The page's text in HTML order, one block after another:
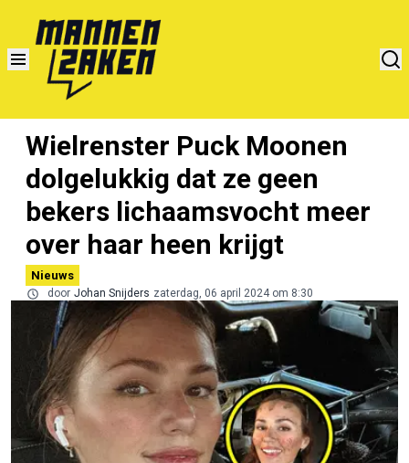
Wielrenster Puck Moonen
dolgelukkig dat ze geen
bekers lichaamsvocht meer
over haar heen krijgt
Nieuws
door Johan Snijders zaterdag, 06 april 2024 om 8:30